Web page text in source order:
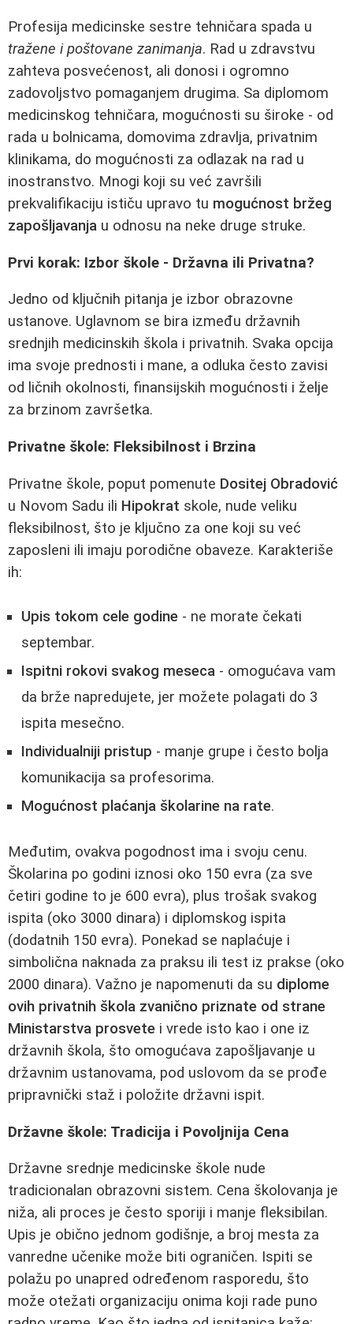
Profesija medicinske sestre tehničara spada u
tražene i poštovane zanimanja. Rad u zdravstvu
zahteva posvećenost, ali donosi i ogromno
zadovoljstvo pomaganjem drugima. Sa diplomom
medicinskog tehničara, mogućnosti su široke - od
rada u bolnicama, domovima zdravlja, privatnim
klinikama, do mogućnosti za odlazak na rad u
inostranstvo. Mnogi koji su već završili
prekvalifikaciju ističu upravo tu mogućnost bržeg
zapošljavanja u odnosu na neke druge struke.
Prvi korak: Izbor škole - Državna ili Privatna?
Jedno od ključnih pitanja je izbor obrazovne
ustanove. Uglavnom se bira između državnih
srednjih medicinskih škola i privatnih. Svaka opcija
ima svoje prednosti i mane, a odluka često zavisi
od ličnih okolnosti, finansijskih mogućnosti i želje
za brzinom završetka.
Privatne škole: Fleksibilnost i Brzina
Privatne škole, poput pomenute Dositej Obradović
u Novom Sadu ili Hipokrat skole, nude veliku
fleksibilnost, što je ključno za one koji su već
zaposleni ili imaju porodične obaveze. Karakteriše
ih:
Upis tokom cele godine - ne morate čekati
septembar.
Ispitni rokovi svakog meseca - omogućava vam
da brže napredujete, jer možete polagati do 3
ispita mesečno.
Individualniji pristup - manje grupe i često bolja
komunikacija sa profesorima.
Mogućnost plaćanja školarine na rate.
Međutim, ovakva pogodnost ima i svoju cenu.
Školarina po godini iznosi oko 150 evra (za sve
četiri godine to je 600 evra), plus trošak svakog
ispita (oko 3000 dinara) i diplomskog ispita
(dodatnih 150 evra). Ponekad se naplaćuje i
simbolična naknada za praksu ili test iz prakse (oko
2000 dinara). Važno je napomenuti da su diplome
ovih privatnih škola zvanično priznate od strane
Ministarstva prosvete i vrede isto kao i one iz
državnih škola, što omogućava zapošljavanje u
državnim ustanovama, pod uslovom da se prođe
pripravnički staž i položite državni ispit.
Državne škole: Tradicija i Povoljnija Cena
Državne srednje medicinske škole nude
tradicionalan obrazovni sistem. Cena školovanja je
niža, ali proces je često sporiji i manje fleksibilan.
Upis je obično jednom godišnje, a broj mesta za
vanredne učenike može biti ograničen. Ispiti se
polažu po unapred određenom rasporedu, što
može otežati organizaciju onima koji rade puno